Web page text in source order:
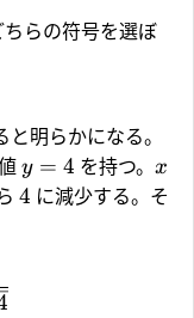
らの符号を選ぼ
明らかになる。
y = 4 を持つ。x
4 に減少する。そ